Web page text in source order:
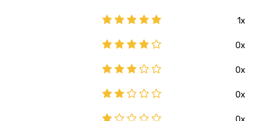
1x
0x
0x
0x